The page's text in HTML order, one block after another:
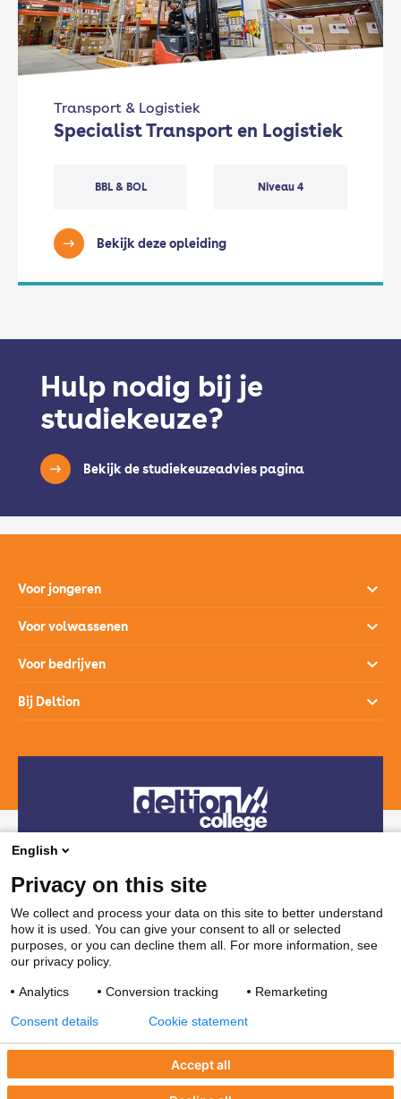
Transport & Logistiek
Specialist Transport en Logistiek
BBL & BOL Niveau 4
Bekijk deze opleiding
Hulp nodig bij je
studiekeuze?
Bekijk de studiekeuzeadvies pagina
Voor jongeren
Opleidingen
Open dagen
Studiekeuzehulp
Hoe werkt het mbo
Voor decanen
Voor volwassenen
Opleidingen
Loopbaanontwikkeling
SprintLyceum
Voor bedrijven
Opleidingen
Branches
Subsidies voor bedrijven
Bedrijvenloket en accountmanagers
Bij Deltion
Route
Restaurants & Leerbedrijven
038 850 30 00
Mail contact
English
Privacy on this site
We collect and process your data on this site to better understand
how it is used. You can give your consent to all or selected
purposes, or you can decline them all. For more information, see
our privacy policy.
Analytics Conversion tracking Remarketing
Accept all
Consent details Cookie statement